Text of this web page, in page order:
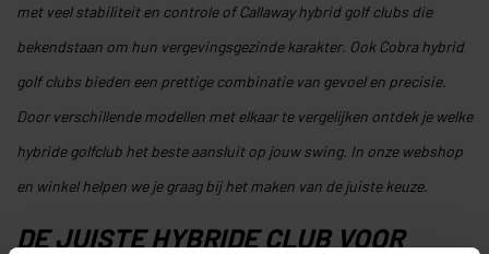
met veel stabiliteit en controle of Callaway hybrid golf clubs die
bekendstaan om hun vergevingsgezinde karakter. Ook Cobra hybrid
golf clubs bieden een prettige combinatie van gevoel en precisie.
Door verschillende modellen met elkaar te vergelijken ontdek je welke
hybride golfclub het beste aansluit op jouw swing. In onze webshop
en winkel helpen we je graag bij het maken van de juiste keuze.
DE JUISTE HYBRIDE CLUB VOOR